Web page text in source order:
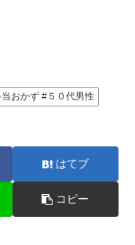
おかず #５０代男性
はてブ
コピー